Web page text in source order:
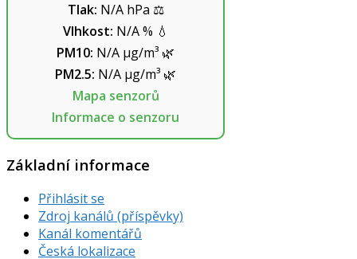
Tlak: N/AhPa ⚖️
Vlhkost: N/A% 💧
PM10: N/A µg/m³ 🌿
PM2.5: N/A µg/m³ 🌿
Mapa senzorů
Informace o senzoru
Základní informace
Přihlásit se
Zdroj kanálů (příspěvky)
Kanál komentářů
Česká lokalizace